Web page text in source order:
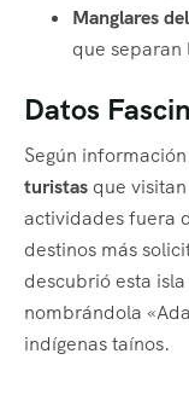
Manglares
que separan
Datos
Según
turistas que
actividades fuera
destinos más
descubrió esta
nombrándola
indígenas taínos.